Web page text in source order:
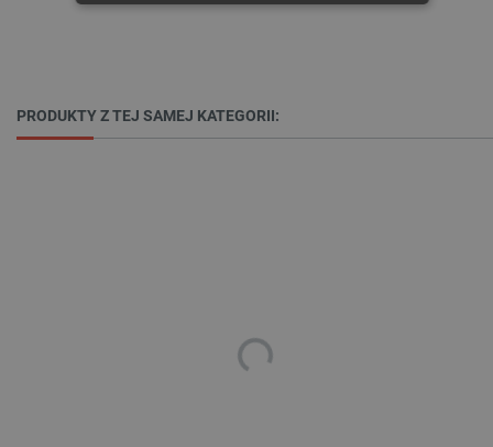
PRODUKTY Z TEJ SAMEJ KATEGORII:
FUNKCJONALNOŚĆ
Bez niezbędnych plików cookie nie można
prawidłowo korzystać ze strony internetowej.